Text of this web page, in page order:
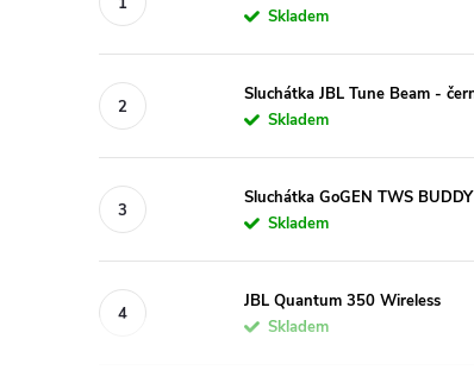
Skladem
Sluchátka JBL Tune Beam -
Skladem
Sluchátka GoGEN TWS
Skladem
JBL Quantum 350 Wireless
Skladem